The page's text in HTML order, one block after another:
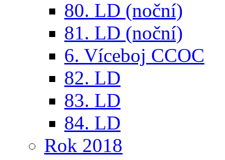
80. LD (noční)
81. LD (noční)
6. Víceboj CCOC
82. LD
83. LD
84. LD
Rok 2018